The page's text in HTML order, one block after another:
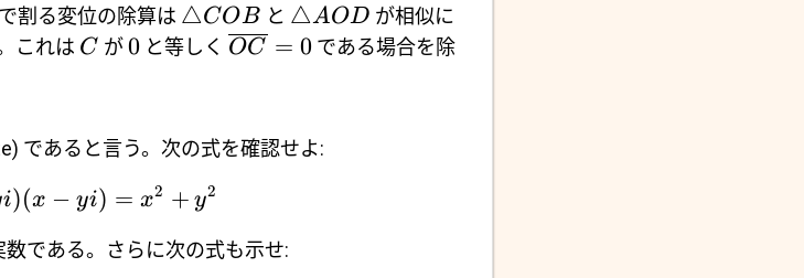
で割る変位の除算は △COB と △AOD が相似に
これは C が0と等しく OC = 0である場合を除
であると言う。次の式を確認せよ:
i)(x − yi) = x2 + y2
である。さらに次の式も示せ: